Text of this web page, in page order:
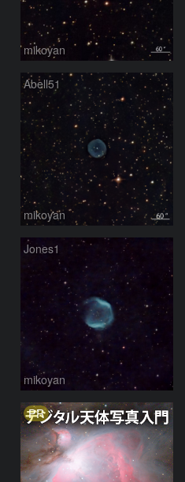
mikoyan
Abell51
mikoyan
Jones1
mikoyan
PR